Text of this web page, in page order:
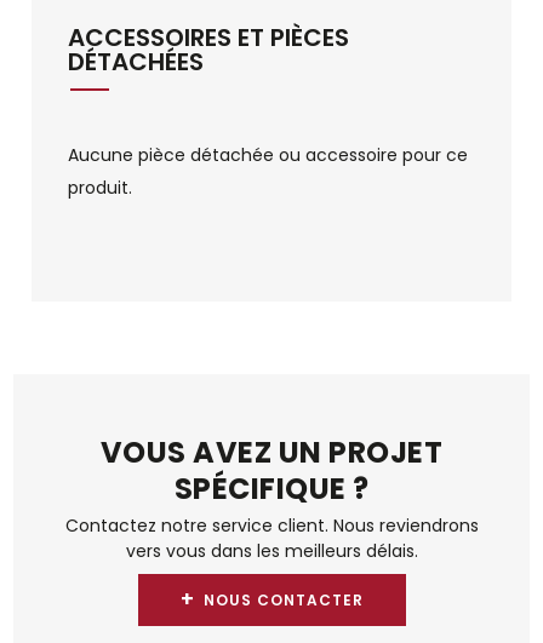
ACCESSOIRES ET PIÈCES
DÉTACHÉES
Aucune pièce détachée ou accessoire pour ce
produit.
VOUS AVEZ UN PROJET
SPÉCIFIQUE ?
Contactez notre service client. Nous reviendrons
vers vous dans les meilleurs délais.
+ NOUS CONTACTER